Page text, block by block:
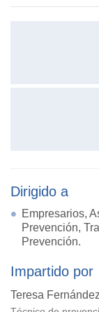
Dirigido a
Empresarios,
Prevención,
Prevención.
Impartido por
Teresa